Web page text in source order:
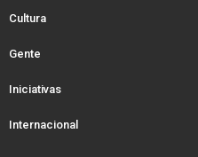
Cultura
Gente
Iniciativas
Internacional